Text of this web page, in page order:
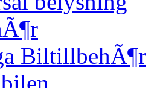
BiltillbehÃ¶r